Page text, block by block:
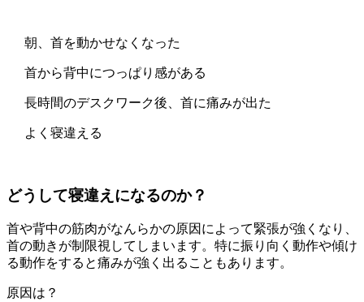
朝、首を動かせなくなった
首から背中につっぱり感がある
長時間のデスクワーク後、首に痛みが出た
よく寝違える
どうして寝違えになるのか？
首や背中の筋肉がなんらかの原因によって緊張が強くなり、
首の動きが制限視してしまいます。特に振り向く動作や傾け
る動作をすると痛みが強く出ることもあります。
原因は？